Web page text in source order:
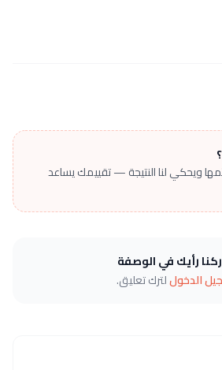
ويحكي لنا النتيجة — تقييمك يساعد
رأيك في الوصفة
الدخوللترك تعليق.